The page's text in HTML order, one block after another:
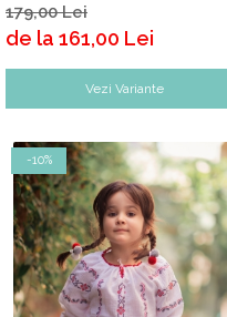
179,00 Lei
de la 161,00 Lei
Vezi Variante
-10%